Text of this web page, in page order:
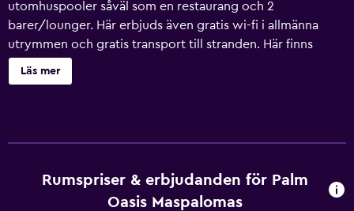
utomhuspooler såväl som en restaurang och 2
barer/lounger. Här erbjuds även gratis wi-fi i allmänna
utrymmen och gratis transport till stranden. Här finns
dessutom bland annat ett fitnesscenter, en bar vid poolen
och 2 kaféer. Varje lägenhet har platt-tv med
Maspalomas har 234 luftkonditionerade rum som har
ingång från loftgång samt värdeförvaringsskåp och kaffe-
Läs mer
Rumspriser & erbjudanden för Palm
Oasis Maspalomas